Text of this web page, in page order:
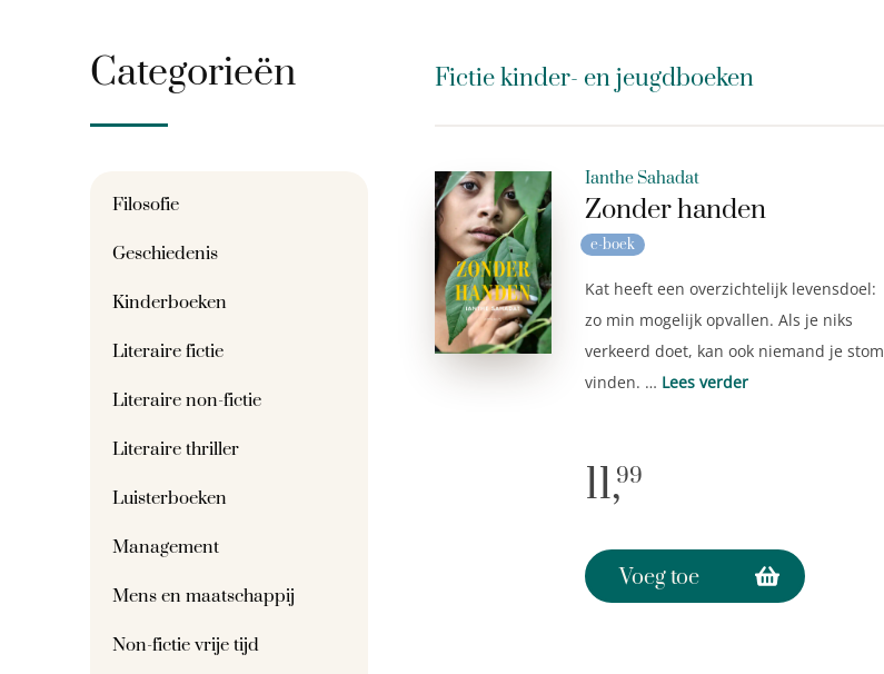
Categorieën
Filosofie
Geschiedenis
Kinderboeken
Literaire fictie
Literaire non-fictie
Literaire thriller
Luisterboeken
Management
Mens en maatschappij
Non-fictie vrije tijd
Fictie kinder- en jeugdboeken
Ianthe Sahadat
Zonder handen
e-boek
Kat heeft een overzichtelijk levensdoel:
zo min mogelijk opvallen. Als je niks
verkeerd doet, kan ook niemand je stom
vinden. … Lees verder
11,99
Voeg toe